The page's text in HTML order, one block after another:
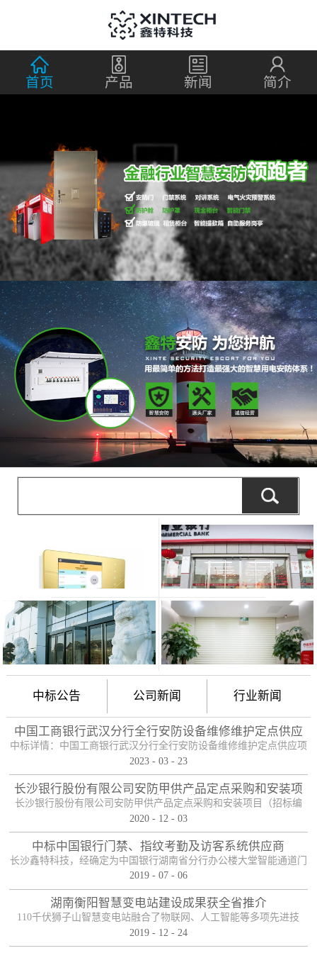
首页 产品 新闻 简介
中标公告 公司新闻 行业新闻
中国工商银行武汉分行全行安防设备维修维护定点供应
项目
中标详情：中国工商银行武汉分行全行安防设备维修维护定点供应项
目（项目编号：HBZTH-FW-2022-106），于2023年2月3日以公开招
定贵单位为本项目2包的入围供应商。中标产品：防护舱
2023 - 03 - 23
长沙银行股份有限公司安防甲供产品定点采购和安装项
目——中标公告
长沙银行股份有限公司安防甲供产品定点采购和安装项目（招标编
号：0646-204HNGL500）评标工作已经结束，经评标委员会认真评
的中标人。包一采购内容为：1、甲级木质防火门；2、防尾随联动互
锁安全门；3、自助银行安全防护门；4、甲级防盗安全门（优质
钢）；5、钢化玻璃自动感应门、防砸玻璃自动感应，和电机；6、银
行专用防盗卷帘门（含电机、控...
2020 - 12 - 03
中标中国银行门禁、指纹考勤及访客系统供应商
长沙鑫特科技，经确定为中国银行湖南省分行办公楼大堂智能通道门
禁、指纹考勤、访客系统采购项目供应商。门禁指纹考勤系统
2019 - 07 - 06
湖南衡阳智慧变电站建设成果获全省推介
110千伏狮子山智慧变电站融合了物联网、人工智能等多项先进技
术，是设备侧电力物联网建设在专业领域的最佳实践。”近日，国网
2019 - 12 - 24